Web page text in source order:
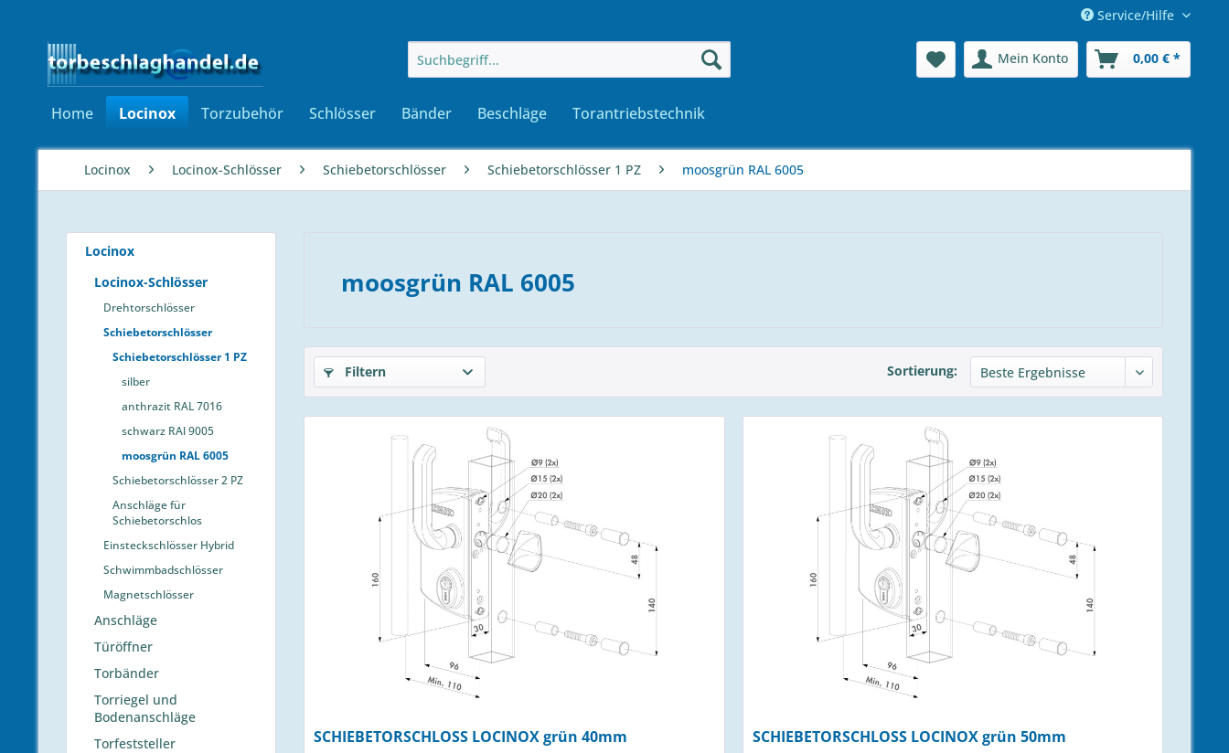
Service/Hilfe
Mein Konto 0,00 € *
Home Locinox Torzubehör Schlösser Bänder Beschläge Torantriebstechnik
Locinox Locinox-Schlösser Schiebetorschlösser Schiebetorschlösser 1 PZ moosgrün RAL 6005
Locinox
Locinox-Schlösser
Drehtorschlösser
Schiebetorschlösser
Schiebetorschlösser 1 PZ
silber
anthrazit RAL 7016
schwarz RAl 9005
moosgrün RAL 6005
Schiebetorschlösser 2 PZ
Anschläge für
Schiebetorschlos
Einsteckschlösser Hybrid
Schwimmbadschlösser
Magnetschlösser
Anschläge
Türöffner
Torbänder
Torriegel und
Bodenanschläge
Torfeststeller
moosgrün RAL 6005
Filtern Sortierung:
SCHIEBETORSCHLOSS LOCINOX grün 40mm SCHIEBETORSCHLOSS LOCINOX grün 50mm